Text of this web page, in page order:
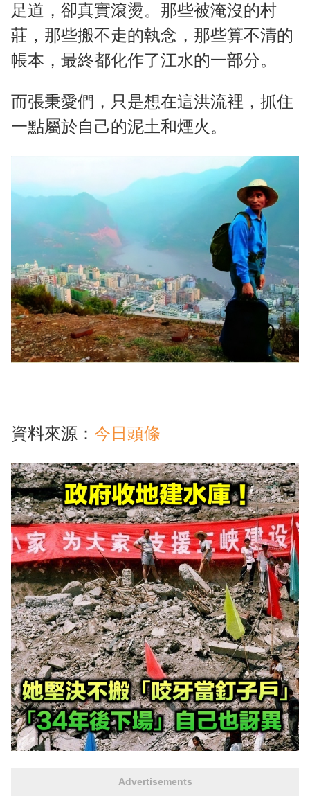
足道，卻真實滾燙。那些被淹沒的村
莊，那些搬不走的執念，那些算不清的
帳本，最終都化作了江水的一部分。
而張秉愛們，只是想在這洪流裡，抓住
一點屬於自己的泥土和煙火。
資料來源： 今日頭條
Advertisements